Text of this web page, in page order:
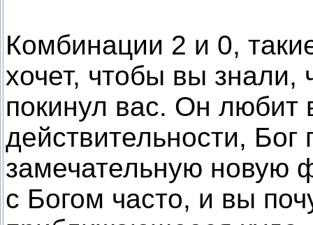
Комбинации 2 и 0,
хочет, чтобы вы знали,
покинул вас. Он любит
действительности, Бог
замечательную новую
с Богом часто, и вы